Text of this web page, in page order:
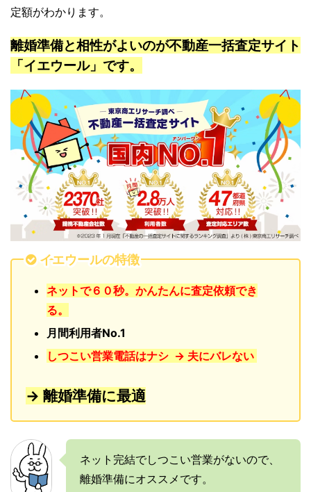
定額がわかります。
離婚準備と相性がよいのが不動産一括査定サイト
「イエウール」です。
イエウールの特徴
ネットで６０秒。かんたんに査定依頼でき
る。
月間利用者No.1
しつこい営業電話はナシ → 夫にバレない
→ 離婚準備に最適
ネット完結でしつこい営業がないので、
離婚準備にオススメです。